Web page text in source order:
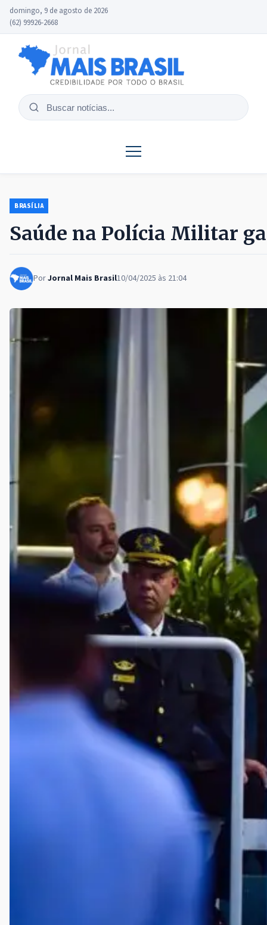
domingo, 9 de agosto de 2026
(62) 99926-2668
Buscar
BRASÍLIA
Saúde na Polícia Militar
PorJornal Mais Brasil10/04/2025 às 21:04